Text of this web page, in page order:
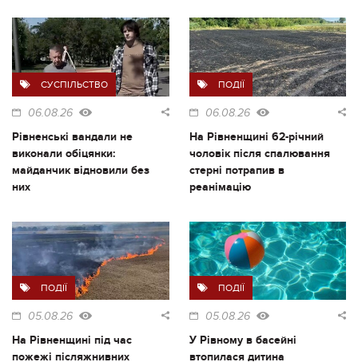
СУСПІЛЬСТВО
06.08.26
Рівненські вандали не
виконали обіцянки:
майданчик відновили без
них
ПОДІЇ
06.08.26
На Рівненщині 62-річний
чоловік після спалювання
стерні потрапив в
реанімацію
ПОДІЇ
05.08.26
На Рівненщині під час
пожежі післяжнивних
ПОДІЇ
05.08.26
У Рівному в басейні
втопилася дитина